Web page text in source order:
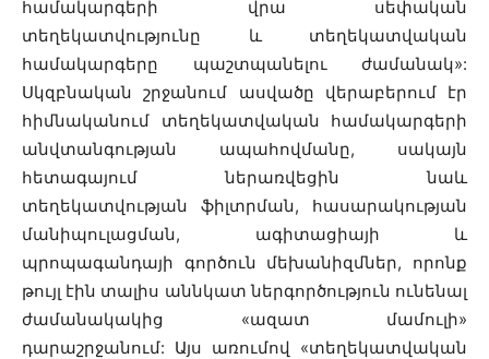
համակարգերի վրա սեփական
տեղեկատվությունը և տեղեկատվական
համակարգերը պաշտպանելու ժամանակ»:
Սկզբնական շրջանում ասվածը վերաբերում էր
հիմնականում տեղեկատվական համակարգերի
անվտանգության ապահովմանը, սակայն
հետագայում ներառվեցին նաև
տեղեկատվության ֆիլտրման, հասարակության
մանիպուլացման, ագիտացիայի և
պրոպագանդայի գործուն մեխանիզմներ, որոնք
թույլ էին տալիս աննկատ ներգործություն ունենալ
ժամանակակից «ազատ մամուլի»
դարաշրջանում: Այս առումով «տեղեկատվական